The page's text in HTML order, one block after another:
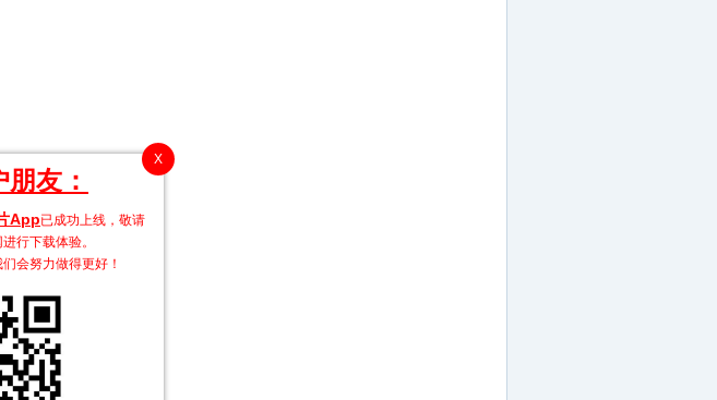
X
友：
App已成功上线，敬请
行下载体验。
会努力做得更好！